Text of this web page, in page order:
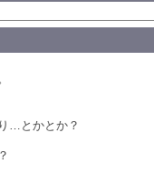
…とかとか？